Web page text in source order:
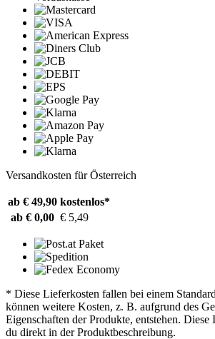
Versandkosten für Österreich
ab € 49,90 kostenlos*
ab € 0,00 € 5,49
* Diese Lieferkosten fallen bei einem
können weitere Kosten, z. B. aufgrund des
Eigenschaften der Produkte, entstehen.
du direkt in der Produktbeschreibung.